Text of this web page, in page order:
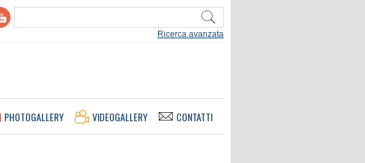
Ricerca avanzata
PHOTOGALLERY VIDEOGALLERY CONTATTI